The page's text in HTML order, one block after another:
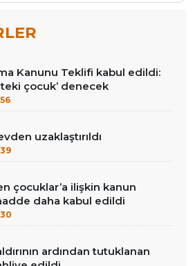
Kanunu Teklifi kabul edildi:
çocuk’ denecek
uzaklaştırıldı
çocuklar’a ilişkin kanun
daha kabul edildi
ardından tutuklanan